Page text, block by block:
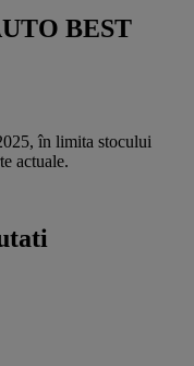
BEST
în limita stocului
actuale.